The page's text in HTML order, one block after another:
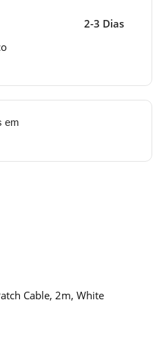
2-3 Dias
em
Cable, 2m, White